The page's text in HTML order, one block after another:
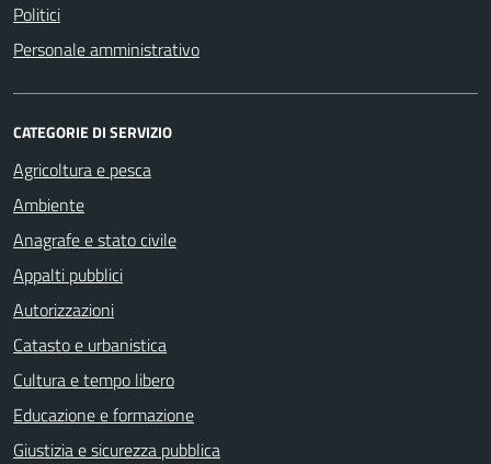
Politici
Personale amministrativo
CATEGORIE DI SERVIZIO
Agricoltura e pesca
Ambiente
Anagrafe e stato civile
Appalti pubblici
Autorizzazioni
Catasto e urbanistica
Cultura e tempo libero
Educazione e formazione
Giustizia e sicurezza pubblica